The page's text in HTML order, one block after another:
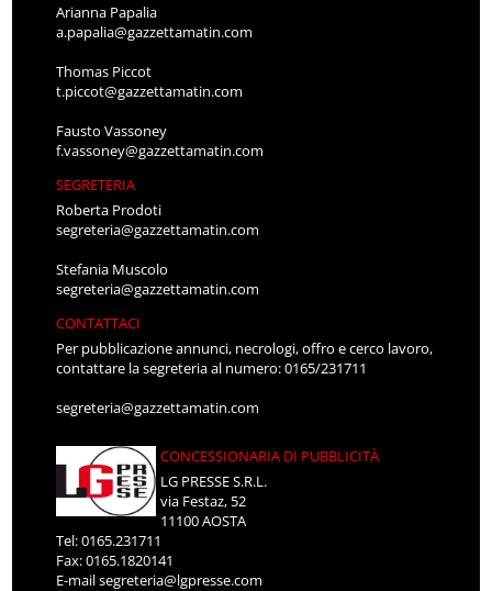
Arianna Papalia
a.papalia@gazzettamatin.com
Thomas Piccot
t.piccot@gazzettamatin.com
Fausto Vassoney
f.vassoney@gazzettamatin.com
SEGRETERIA
Roberta Prodoti
segreteria@gazzettamatin.com
Stefania Muscolo
segreteria@gazzettamatin.com
CONTATTACI
Per pubblicazione annunci, necrologi, offro e cerco lavoro,
contattare la segreteria al numero: 0165/231711
segreteria@gazzettamatin.com
CONCESSIONARIA DI PUBBLICITÀ
LG PRESSE S.R.L.
via Festaz, 52
11100 AOSTA
Tel: 0165.231711
Fax: 0165.1820141
E-mailsegreteria@lgpresse.com